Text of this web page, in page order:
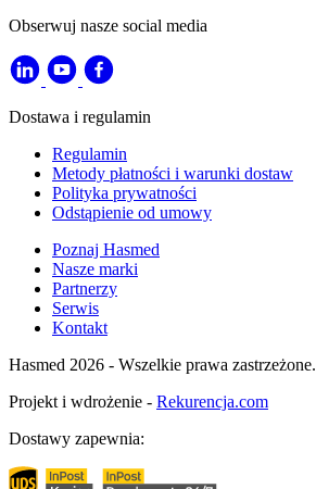
Obserwuj nasze social media
Dostawa i regulamin
Regulamin
Metody płatności i warunki dostaw
Polityka prywatności
Odstąpienie od umowy
Poznaj Hasmed
Nasze marki
Partnerzy
Serwis
Kontakt
Hasmed 2026 - Wszelkie prawa zastrzeżone.
Projekt i wdrożenie - Rekurencja.com
Dostawy zapewnia: